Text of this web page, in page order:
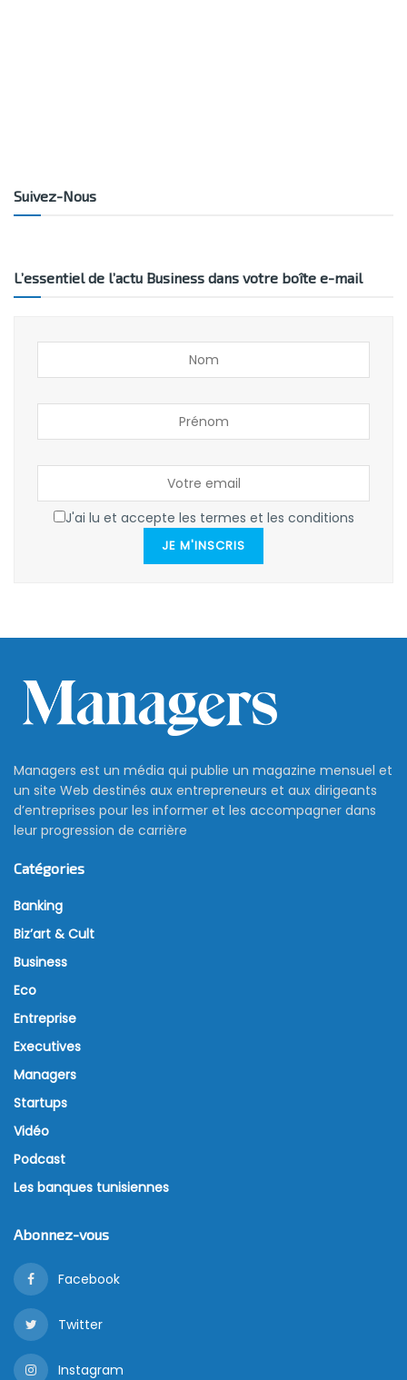
Suivez-Nous
L’essentiel de l’actu Business dans votre boîte e-mail
J'ai lu et accepte les termes et les conditions
JE M'INSCRIS
Managers est un média qui publie un magazine mensuel et
un site Web destinés aux entrepreneurs et aux dirigeants
d’entreprises pour les informer et les accompagner dans
leur progression de carrière
Catégories
Banking
Biz’art & Cult
Business
Eco
Entreprise
Executives
Managers
Startups
Vidéo
Podcast
Les banques tunisiennes
Abonnez-vous
Facebook
Twitter
Instagram